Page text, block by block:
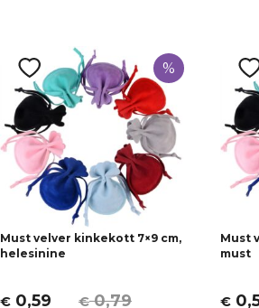
%
Must velver kinkekott 7×9 cm,
helesinine
€0,79
€ 0,59
Must
must
€